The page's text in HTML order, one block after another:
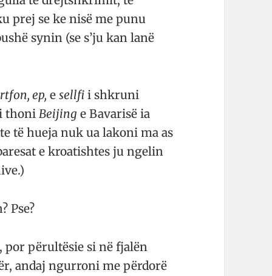
prej se ke nisë me punu
synin (se s’ju kan lanë
ep, esellfi i shkruni
i thoniBeijing e Bavarisë ia
të hueja nuk ua lakoni ma as
e kroatishtes ju ngelin
Pse?
përultësie si në fjalën
andaj ngurroni me përdorë